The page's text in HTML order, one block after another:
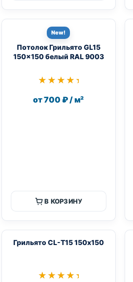
New!
Потолок Грильято GL15
150×150 белый RAL 9003
★★★★★
★★★★★
от 700 ₽ / м²
В КОРЗИНУ
Грильято CL-T15 150х150
★★★★★
★★★★★